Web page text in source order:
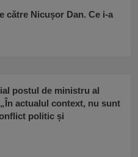
către Nicușor Dan. Ce i-a
postul de ministru al
actualul context, nu sunt
politic și